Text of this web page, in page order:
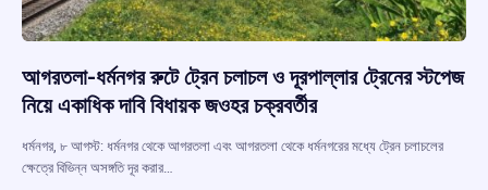
আগরতলা-ধর্মনগর রুটে ট্রেন চলাচল ও দূরপাল্লার ট্রেনের স্টপেজ
নিয়ে একাধিক দাবি বিধায়ক জওহর চক্রবর্তীর
ধর্মনগর, ৮ আগস্ট: ধর্মনগর থেকে আগরতলা এবং আগরতলা থেকে ধর্মনগরের মধ্যে ট্রেন চলাচলের
ক্ষেত্রে বিভিন্ন অসঙ্গতি দূর করার…